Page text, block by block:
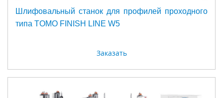
Шлифовальный станок для профилей проходного
типа TOMO FINISH LINE W5
Заказать